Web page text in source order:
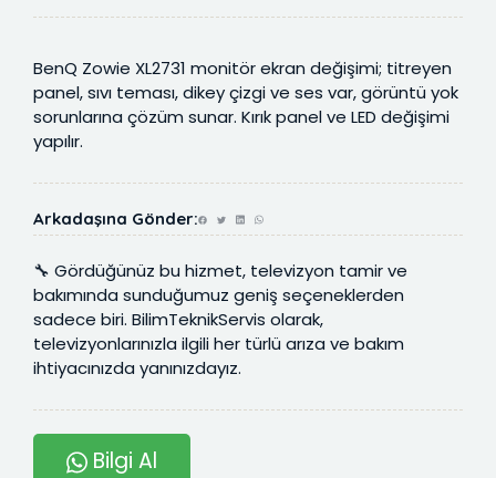
BenQ Zowie XL2731 monitör ekran değişimi; titreyen
panel, sıvı teması, dikey çizgi ve ses var, görüntü yok
sorunlarına çözüm sunar. Kırık panel ve LED değişimi
yapılır.
Arkadaşına Gönder:
🔧 Gördüğünüz bu hizmet, televizyon tamir ve
bakımında sunduğumuz geniş seçeneklerden
sadece biri. BilimTeknikServis olarak,
televizyonlarınızla ilgili her türlü arıza ve bakım
ihtiyacınızda yanınızdayız.
Bilgi Al